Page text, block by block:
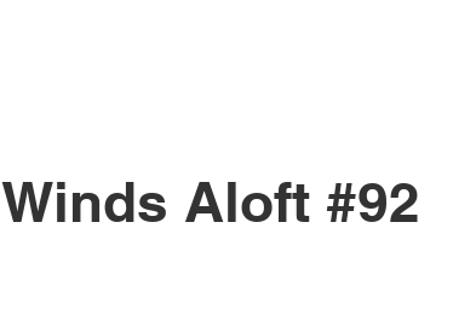
Winds Aloft #92